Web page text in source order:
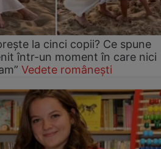
la cinci copii? Ce spune
într-un moment în care nici
Vedete românești